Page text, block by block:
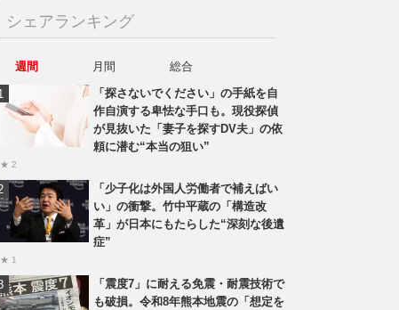
シェアランキング
週間 月間
総合
「探さないでください」の手紙を自
作自演する卑怯な手口も。現役探偵
が見抜いた「妻子を探すDV夫」の依
頼に潜む“本当の狙い”
★ 2
「少子化は外国人労働者で補えばい
い」の衝撃。竹中平蔵の「構造改
革」が日本にもたらした“深刻な後遺
症”
★ 1
「震度7」に耐える免震・耐震技術で
も破損。令和8年熊本地震の「想定を